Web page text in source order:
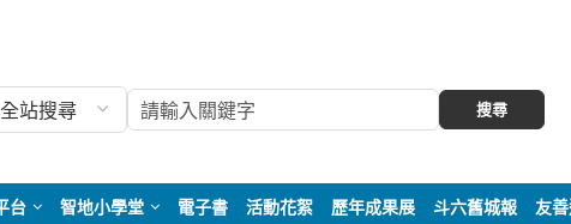
搜尋
台 智地小學堂 電子書 活動花絮 歷年成果展 斗六舊城報 友